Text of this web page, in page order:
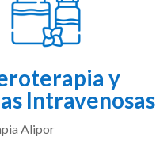
y
Intravenosas
Alipor